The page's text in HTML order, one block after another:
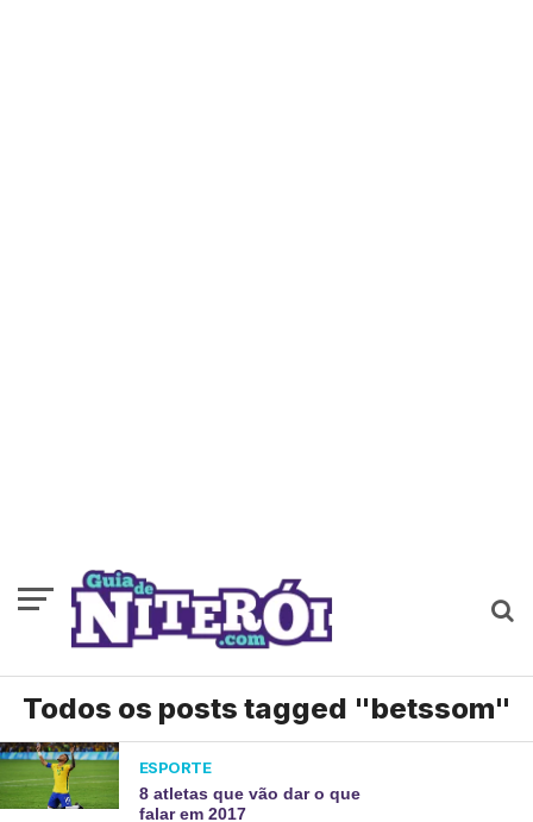
Todos os posts tagged "betssom"
ESPORTE
8 atletas que vão dar o que
falar em 2017